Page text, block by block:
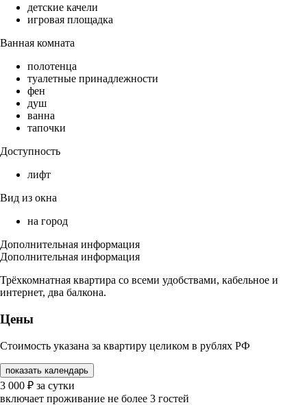
детские качели
игровая площадка
Ванная комната
полотенца
туалетные принадлежности
фен
душ
ванна
тапочки
Доступность
лифт
Вид из окна
на город
Дополнительная информация
Дополнительная информация
Трёхкомнатная квартира со всеми удобствами, кабельное и
интернет, два балкона.
Цены
Стоимость указана за квартиру целиком в рублях РФ
показать календарь
3 000 ₽ за сутки
включает проживание не более 3 гостей